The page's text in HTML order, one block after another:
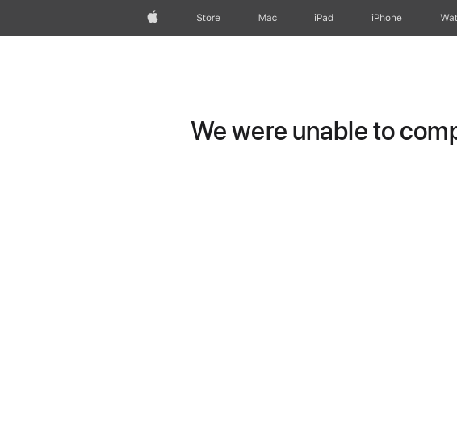
Apple Store Mac iPad iPhone
We were unable to